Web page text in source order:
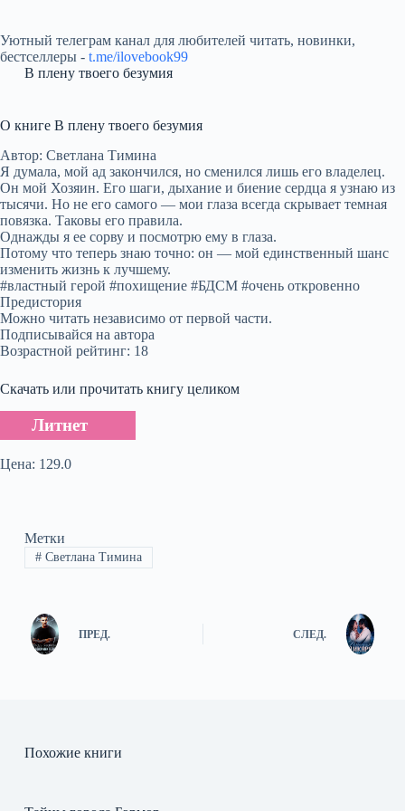
Уютный телеграм канал для любителей читать, новинки,
бестселлеры - t.me/ilovebook99
В плену твоего безумия
О книге В плену твоего безумия
Автор: Светлана Тимина
Я думала, мой ад закончился, но сменился лишь его владелец.
Он мой Хозяин. Его шаги, дыхание и биение сердца я узнаю из
тысячи. Но не его самого — мои глаза всегда скрывает темная
повязка. Таковы его правила.
Однажды я ее сорву и посмотрю ему в глаза.
Потому что теперь знаю точно: он — мой единственный шанс
изменить жизнь к лучшему.
#властный герой #похищение #БДСМ #очень откровенно
Предистория
Можно читать независимо от первой части.
Подписывайся на автора
Возрастной рейтинг: 18
Скачать или прочитать книгу целиком
Литнет
Цена: 129.0
Метки
#Светлана Тимина
ПРЕД. СЛЕД.
Похожие книги